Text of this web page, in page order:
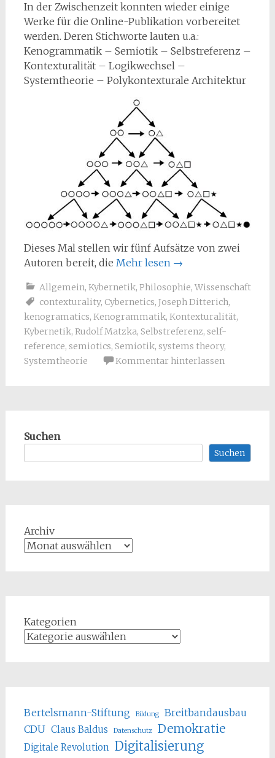
In der Zwischenzeit konnten wieder einige
Werke für die Online-Publikation vorbereitet
werden. Deren Stichworte lauten u.a.:
Kenogrammatik – Semiotik – Selbstreferenz –
Kontexturalität – Logikwechsel –
Systemtheorie – Polykontexturale Architektur
Dieses Mal stellen wir fünf Aufsätze von zwei
Autoren bereit, die Mehr lesen →
Allgemein, Kybernetik, Philosophie, Wissenschaft
contexturality, Cybernetics, Joseph Ditterich,
kenogramatics, Kenogrammatik, Kontexturalität,
Kybernetik, Rudolf Matzka, Selbstreferenz, self-
reference, semiotics, Semiotik, systems theory,
Systemtheorie
Kommentar hinterlassen
Suchen
Suchen
Archiv
Kategorien
Bertelsmann-Stiftung Bildung
Breitbandausbau
CDU Claus Baldus Datenschutz Demokratie
Digitale Revolution Digitalisierung